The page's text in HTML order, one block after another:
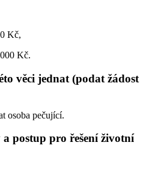
Kč,
Kč.
věci jednat (podat žádost
osoba pečující.
postup pro řešení životní